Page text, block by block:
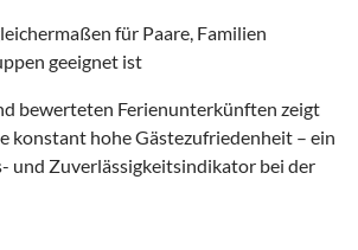
für Paare, Familien
geeignet ist
bewerteten Ferienunterkünften zeigt
konstant hohe Gästezufriedenheit – ein
und Zuverlässigkeitsindikator bei der